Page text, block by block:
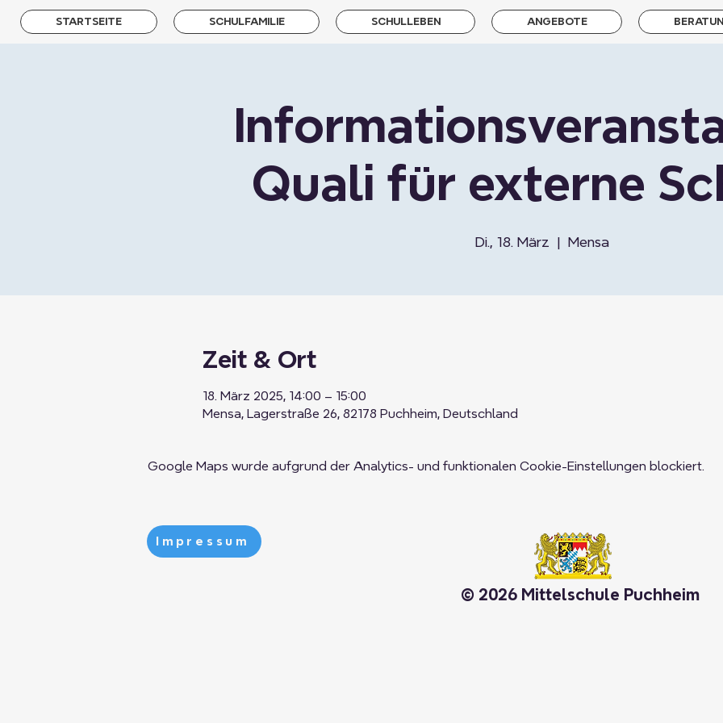
STARTSEITE SCHULFAMILIE SCHULLEBEN ANGEBOTE
Quali für externe
Di., 18. März
  |
Mensa
Zeit & Ort
18. März 2025, 14:00 – 15:00
Mensa, Lagerstraße 26, 82178 Puchheim, Deutschland
Google Maps wurde aufgrund der Analytics- und funktionalen Cookie-Einstellungen blockiert.
Impressum
© 2026 Mittelschule Puchheim